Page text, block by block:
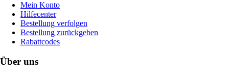
Mein Konto
Hilfecenter
Bestellung verfolgen
Bestellung zurückgeben
Rabattcodes
Über uns